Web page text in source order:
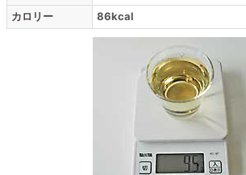
カロリー
86kcal